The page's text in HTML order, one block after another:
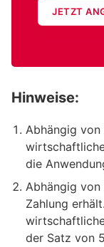
JETZT
Hinweise:
Abhängig
die
Abhängig
Zahlung
der Satz von